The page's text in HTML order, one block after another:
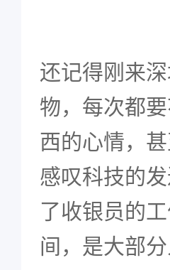
还记得刚来
物，每次都
西的心情，
感叹科技的
了收银员的
间，是大部分